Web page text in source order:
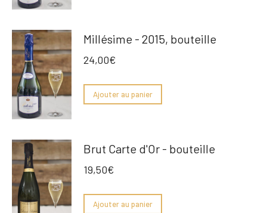
Millésime - 2015, bouteille
24,00€
Ajouter au panier
Brut Carte d'Or - bouteille
19,50€
Ajouter au panier